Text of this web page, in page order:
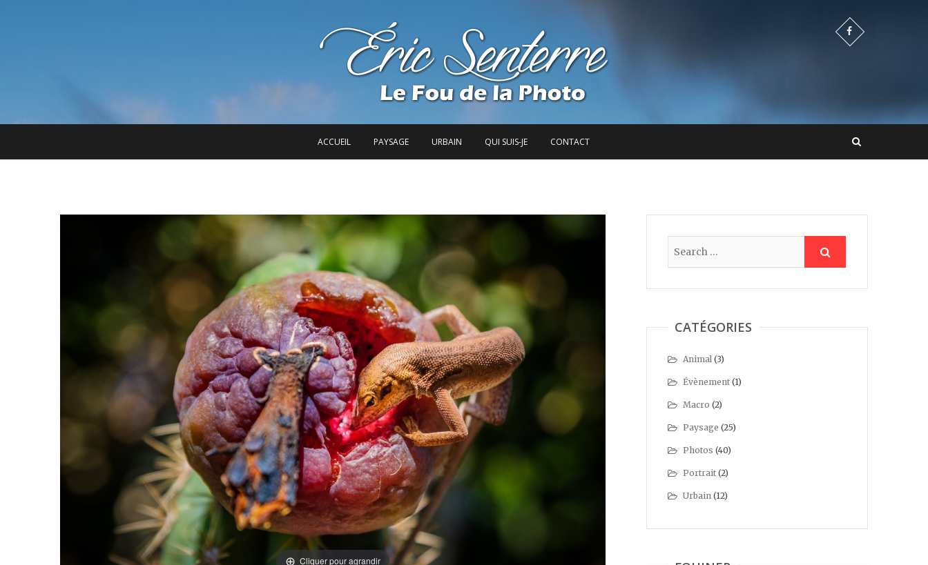
ACCUEIL PAYSAGE URBAIN QUI SUIS-JE CONTACT
Cliquer pour agrandir
CATÉGORIES
Animal (3)
Évènement (1)
Macro (2)
Paysage (25)
Photos (40)
Portrait (2)
Urbain (12)